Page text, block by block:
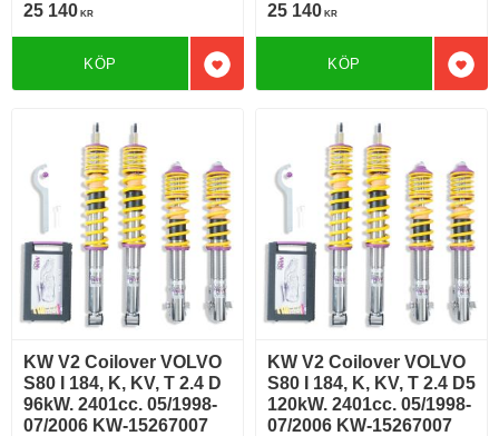
25 140 KR
Lägg till i favoriter
KÖP
25 140 KR
KÖP
KW V2 Coilover VOLVO
S80 I 184, K, KV, T 2.4 D
96kW. 2401cc. 05/1998-
07/2006 KW-15267007
KW V2 Coilover VOLVO
S80 I 184, K, KV, T 2.4 D5
120kW. 2401cc. 05/1998-
07/2006 KW-15267007